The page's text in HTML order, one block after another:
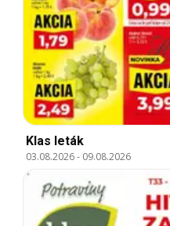
Klas leták
03.08.2026- 09.08.2026